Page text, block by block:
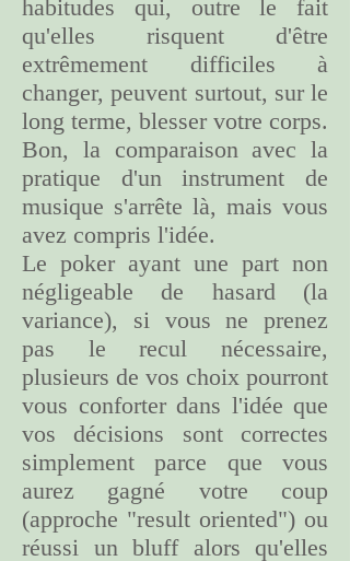
habitudes qui, outre le fait
qu'elles risquent d'être
extrêmement difficiles à
changer, peuvent surtout, sur le
long terme, blesser votre corps.
Bon, la comparaison avec la
pratique d'un instrument de
musique s'arrête là, mais vous
avez compris l'idée.
Le poker ayant une part non
négligeable de hasard (la
variance), si vous ne prenez
pas le recul nécessaire,
plusieurs de vos choix pourront
vous conforter dans l'idée que
vos décisions sont correctes
simplement parce que vous
aurez gagné votre coup
(approche "result oriented") ou
réussi un bluff alors qu'elles